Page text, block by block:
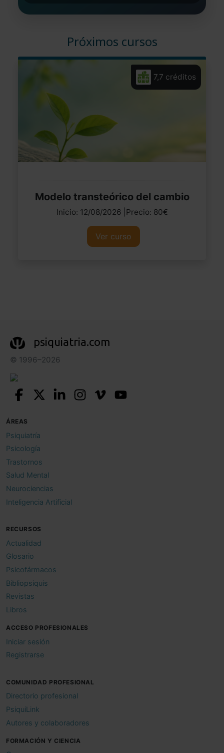
Próximos cursos
7,7 créditos
Modelo transteórico del cambio
Inicio: 12/08/2026 |Precio: 80€
Ver curso
psiquiatria.com
© 1996–2026
ÁREAS
Psiquiatría
Psicología
Trastornos
Salud Mental
Neurociencias
Inteligencia Artificial
RECURSOS
Actualidad
Glosario
Psicofármacos
Bibliopsiquis
Revistas
Libros
ACCESO PROFESIONALES
Iniciar sesión
Registrarse
COMUNIDAD PROFESIONAL
Directorio profesional
PsiquiLink
Autores y colaboradores
FORMACIÓN Y CIENCIA